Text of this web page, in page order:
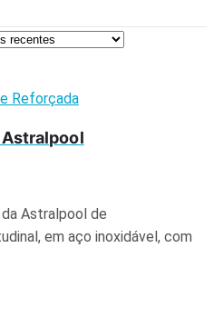
Reforçada
Astralpool de
em aço inoxidável, com